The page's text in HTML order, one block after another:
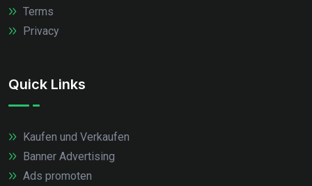
Terms
Privacy
Quick Links
Kaufen und Verkaufen
Banner Advertising
Ads promoten